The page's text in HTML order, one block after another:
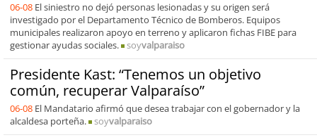
06-08 El siniestro no dejó personas lesionadas y su origen será
investigado por el Departamento Técnico de Bomberos. Equipos
municipales realizaron apoyo en terreno y aplicaron fichas FIBE para
gestionar ayudas sociales.
soyvalparaiso
Presidente Kast: “Tenemos un objetivo
común, recuperar Valparaíso”
06-08 El Mandatario afirmó que desea trabajar con el gobernador y la
alcaldesa porteña.
soyvalparaiso